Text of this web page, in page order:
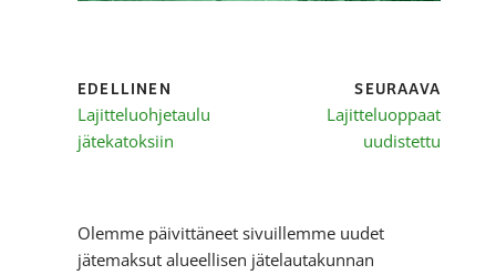
EDELLINEN
Lajitteluohjetaulu
jätekatoksiin
SEURAAVA
Lajitteluoppaat
uudistettu
Olemme päivittäneet sivuillemme uudet
jätemaksut alueellisen jätelautakunnan